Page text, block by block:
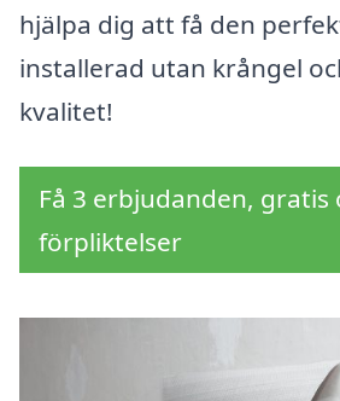
hjälpa dig att få den
installerad utan krångel
kvalitet!
Få 3 erbjudanden, gratis
förpliktelser